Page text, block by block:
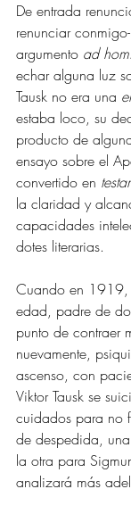
De entrada
renunciar
argumento ad
echar alguna luz
Tausk no era una
estaba loco, su
producto de
ensayo sobre el
convertido en
la claridad y
capacidades
dotes literarias.
Cuando en 1919,
edad, padre de
punto de contraer
nuevamente,
ascenso, con
Viktor Tausk se
cuidados para no
de despedida,
la otra para
analizará más